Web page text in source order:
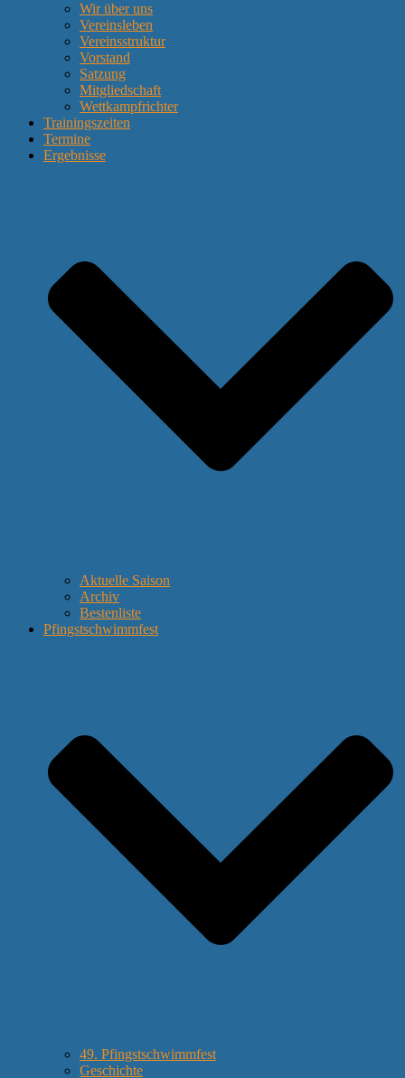
Wir über uns
Vereinsleben
Vereinsstruktur
Vorstand
Satzung
Mitgliedschaft
Wettkampfrichter
Trainingszeiten
Termine
Ergebnisse
Aktuelle Saison
Archiv
Bestenliste
Pfingstschwimmfest
49. Pfingstschwimmfest
Geschichte